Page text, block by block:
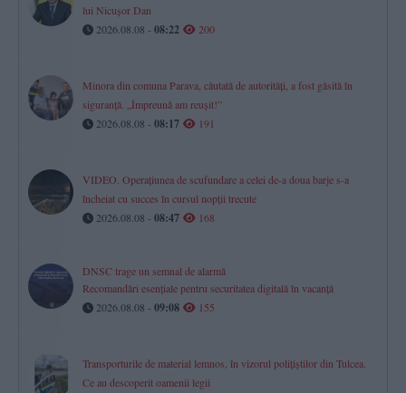
lui Nicușor Dan
2026.08.08 - 08:22 200
Minora din comuna Parava, căutată de autorități, a fost găsită în
siguranță. „Împreună am reușit!”
2026.08.08 - 08:17 191
VIDEO. Operațiunea de scufundare a celei de-a doua barje s-a
încheiat cu succes în cursul nopții trecute
2026.08.08 - 08:47 168
DNSC trage un semnal de alarmă
Recomandări esențiale pentru securitatea digitală în vacanță
2026.08.08 - 09:08 155
Transporturile de material lemnos, în vizorul polițiștilor din Tulcea.
Ce au descoperit oamenii legii